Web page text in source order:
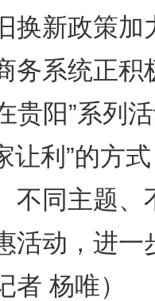
新政策加
务系统正积
贵阳”系列
让利”的方
不同主题、
活动，进一
者 杨唯）